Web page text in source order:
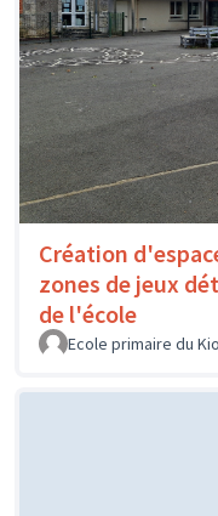
Création
zones de jeux
de l'école
Ecole primaire du